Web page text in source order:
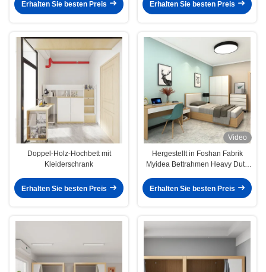
Erhalten Sie besten Preis
Erhalten Sie besten Preis
Doppel-Holz-Hochbett mit
Kleiderschrank
Erhalten Sie besten Preis
Video
Hergestellt in Foshan Fabrik
Myidea Bettrahmen Heavy Duty
für Erwachsene Unterstützung
Anpassung
Erhalten Sie besten Preis